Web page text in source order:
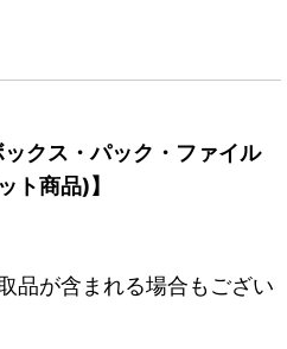
ックス・パック・ファイル
ト商品)】
品が含まれる場合もござい